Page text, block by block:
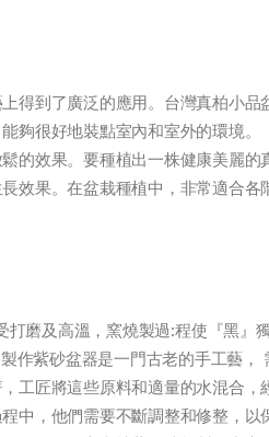
到了廣泛的應用。台灣真柏小品
夠很好地裝點室內和室外的環境。
的效果。要種植出一株健康美麗
效果。在盆栽種植中，非常適合
磨及高溫，窯燒製過:程使『黑
紫砂盆器是一門古老的手工藝
工匠將這些原料和適量的水混合
中，他們需要不斷調整和修整，